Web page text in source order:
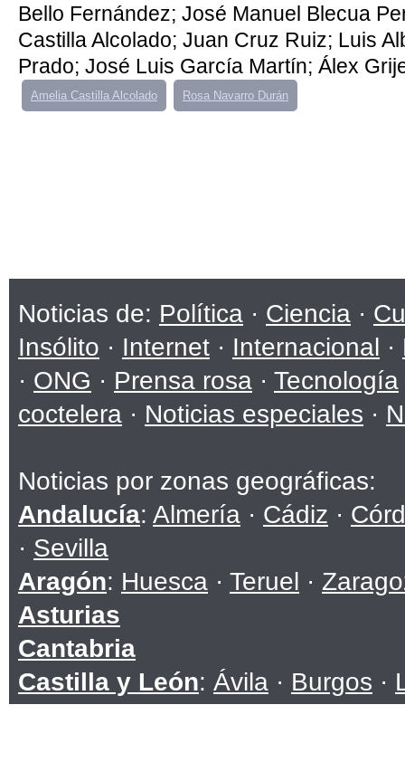
Bello Fernández; José Manuel Blecua
Castilla Alcolado; Juan Cruz Ruiz; Luis
Prado; José Luis García Martín; Álex
Amelia Castilla Alcolado Rosa Navarro Durán
Noticias de: Política · Ciencia ·
Insólito · Internet · Internacional ·
· ONG · Prensa rosa · Tecnología
coctelera · Noticias especiales ·
Noticias por zonas geográficas:
Andalucía: Almería · Cádiz ·
· Sevilla
Aragón: Huesca · Teruel ·
Asturias
Cantabria
Castilla y León: Ávila · Burgos ·